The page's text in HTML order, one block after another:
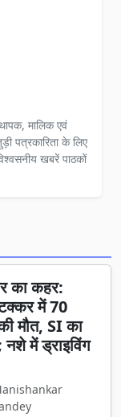
मालिक एवं
पत्रकारिता के लिए
खबरें पाठकों
का कहर:
में 70
मौत, SI का
नशे में ड्राइविंग